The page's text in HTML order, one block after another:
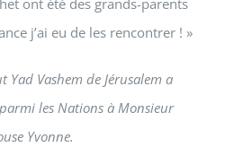
ont été des grands-parents
j’ai eu de les rencontrer ! »
Yad Vashem de Jérusalem a
les Nations à Monsieur
Yvonne.